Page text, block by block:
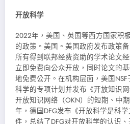
开放科学
2022年，美国、英国等西方国家积
的政策。美国。美国政府发布政策
所有得到联邦经费资助的学术论文
立即免费向公众开放，同时论文的
地免费公开。在机构层面，美国
科学的专项计划并发布《开放知识
开放知识网络（OKN）的短期、中
年，德国DFG发布《开放科学是科
件，总结了DFG对开放科学的认识